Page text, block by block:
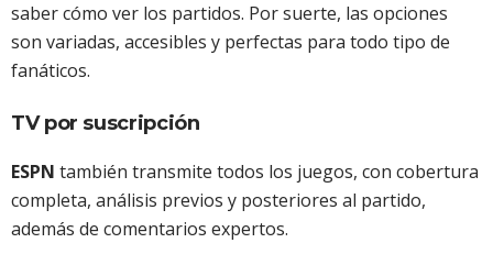
saber cómo ver los partidos. Por suerte, las opciones
son variadas, accesibles y perfectas para todo tipo de
fanáticos.
TV por suscripción
ESPN también transmite todos los juegos, con cobertura
completa, análisis previos y posteriores al partido,
además de comentarios expertos.